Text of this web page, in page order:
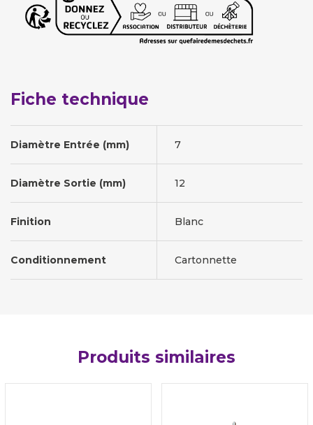
Fiche technique
Diamètre Entrée (mm) 7
Diamètre Sortie (mm) 12
Finition Blanc
Conditionnement Cartonnette
Produits similaires